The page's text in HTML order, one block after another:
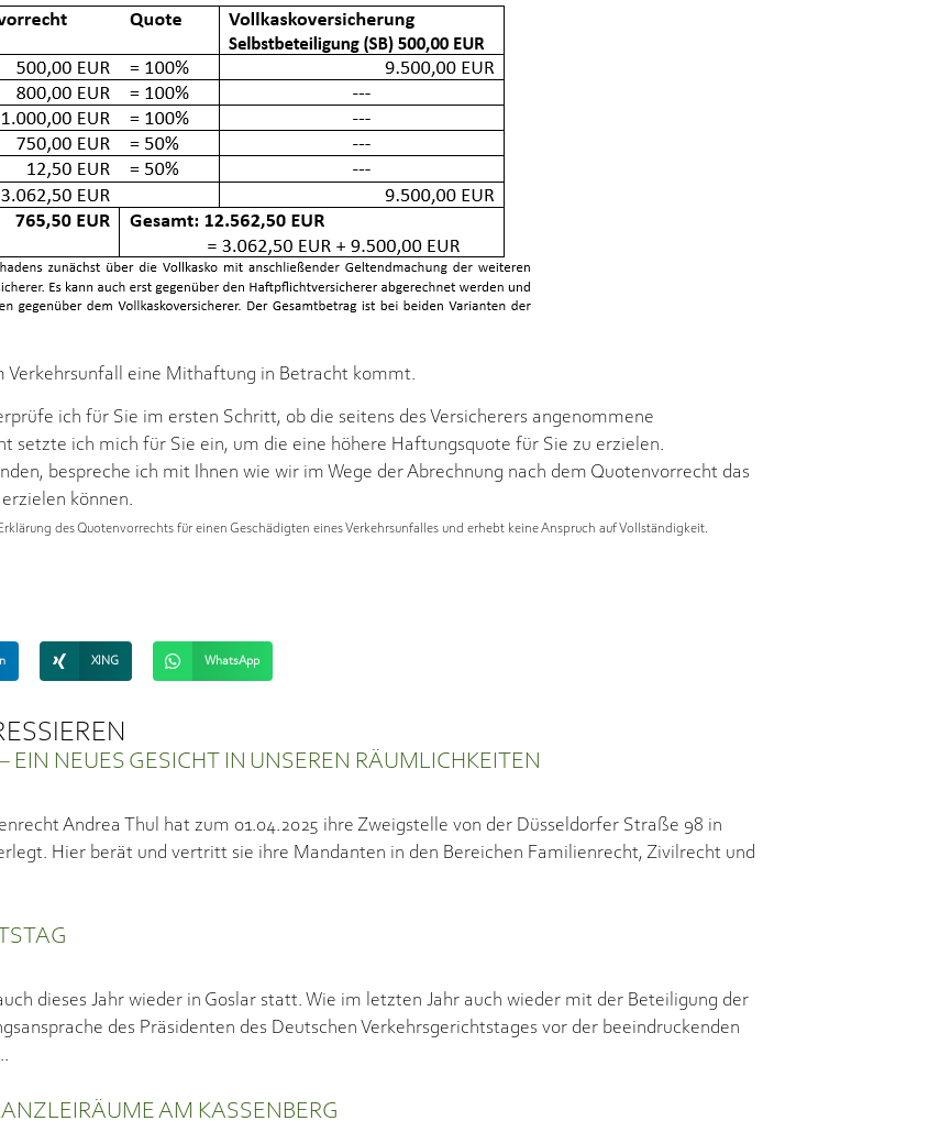
Verkehrsunfall eine Mithaftung in Betracht kommt.
ich für Sie im ersten Schritt, ob die seitens des Versicherers angenommene
setzte ich mich für Sie ein, um die eine höhere Haftungsquote für Sie zu erzielen.
bespreche ich mit Ihnen wie wir im Wege der Abrechnung nach dem Quotenvorrecht das
können.
des Quotenvorrechts für einen Geschädigten eines Verkehrsunfalles und erhebt keine Anspruch auf Vollständigkeit.
XING WhatsApp
EIN NEUES GESICHT IN UNSEREN RÄUMLICHKEITEN
Andrea Thul hat zum 01.04.2025 ihre Zweigstelle von der Düsseldorfer Straße 98 in
Hier berät und vertritt sie ihre Mandanten in den Bereichen Familienrecht, Zivilrecht und
dieses Jahr wieder in Goslar statt. Wie im letzten Jahr auch wieder mit der Beteiligung der
des Präsidenten des Deutschen Verkehrsgerichtstages vor der beeindruckenden
AM KASSENBERG